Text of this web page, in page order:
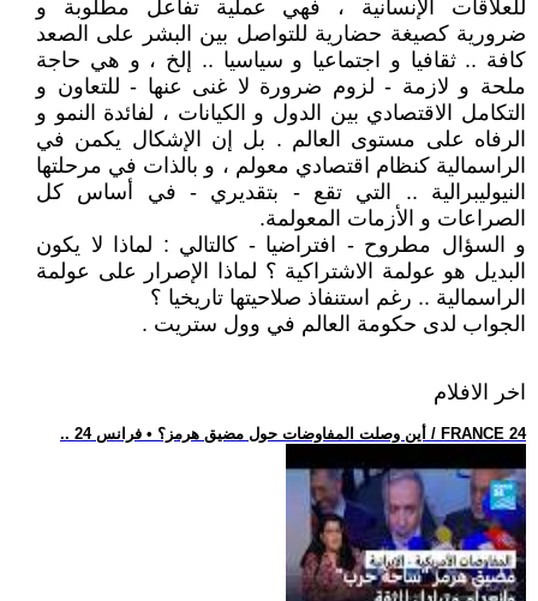
للعلاقات الإنسانية ، فهي عملية تفاعل مطلوبة و
ضرورية كصيغة حضارية للتواصل بين البشر على الصعد
كافة .. ثقافيا و اجتماعيا و سياسيا .. إلخ ، و هي حاجة
ملحة و لازمة - لزوم ضرورة لا غنى عنها - للتعاون و
التكامل الاقتصادي بين الدول و الكيانات ، لفائدة النمو و
الرفاه على مستوى العالم . بل إن الإشكال يكمن في
الراسمالية كنظام اقتصادي معولم ، و بالذات في مرحلتها
النيوليبرالية .. التي تقع - بتقديري - في أساس كل
الصراعات و الأزمات المعولمة.
و السؤال مطروح - افتراضيا - كالتالي : لماذا لا يكون
البديل هو عولمة الاشتراكية ؟ لماذا الإصرار على عولمة
الراسمالية .. رغم استنفاذ صلاحيتها تاريخيا ؟
الجواب لدى حكومة العالم في وول ستريت .
اخر الافلام
.. أين وصلت المفاوضات حول مضيق هرمز؟ • فرانس 24 / FRANCE 24